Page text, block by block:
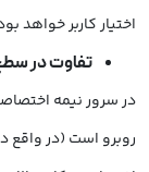
اختیار کاربر خواهد
تفاوت در
در سرور نیمه
روبرو است (در واقع